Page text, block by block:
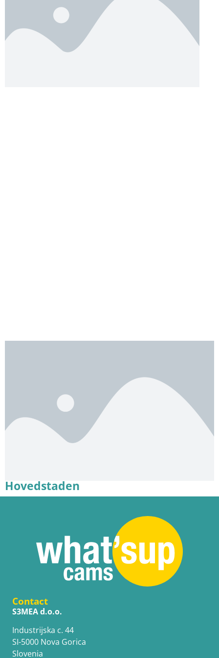
Hovedstaden
Contact
S3MEA d.o.o.
Industrijska c. 44
SI-5000 Nova Gorica
Slovenia